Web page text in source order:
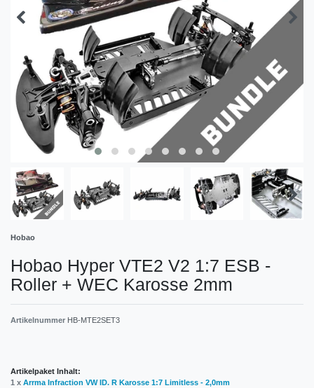
Hobao
Hobao Hyper VTE2 V2 1:7 ESB -
Roller + WEC Karosse 2mm
Artikelnummer HB-MTE2SET3
Artikelpaket Inhalt:
1 x Arrma Infraction VW ID. R Karosse 1:7 Limitless - 2,0mm